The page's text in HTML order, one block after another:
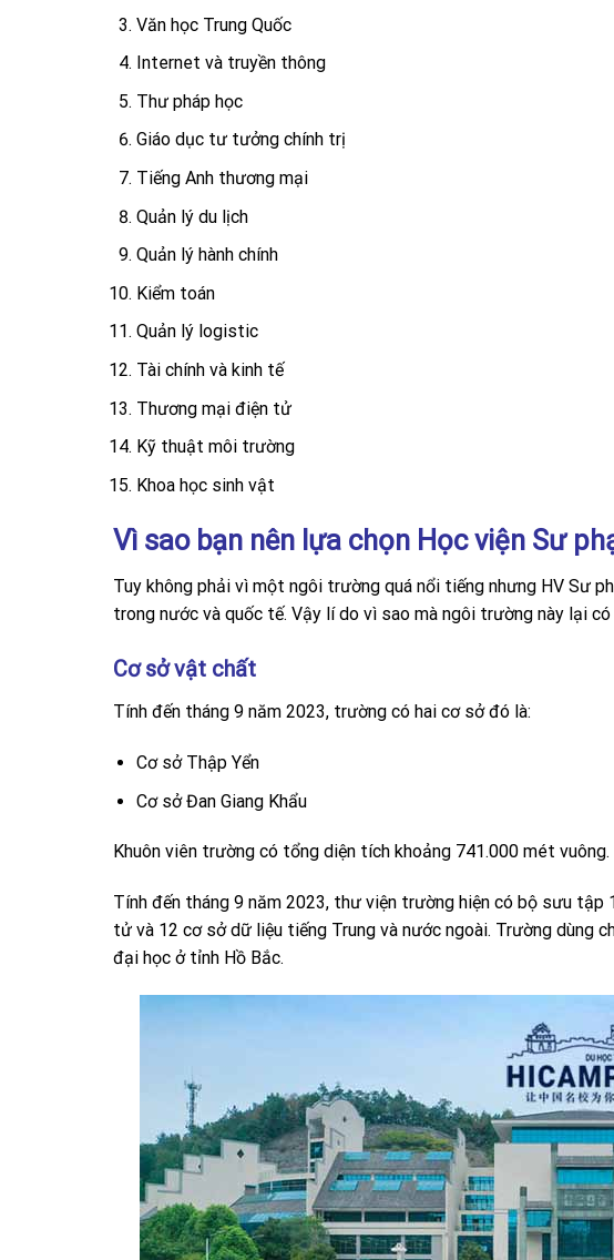
Văn học Trung Quốc
Internet và truyền thông
Thư pháp học
Giáo dục tư tưởng chính trị
Tiếng Anh thương mại
Quản lý du lịch
Quản lý hành chính
Kiểm toán
Quản lý logistic
Tài chính và kinh tế
Thương mại điện tử
Kỹ thuật môi trường
Khoa học sinh vật
Vì sao bạn nên lựa chọn Học viện Sư
Tuy không phải vì một ngôi trường quá nổi tiếng nhưng HV Sư
trong nước và quốc tế. Vậy lí do vì sao mà ngôi trường này lại
Cơ sở vật chất
Tính đến tháng 9 năm 2023, trường có hai cơ sở đó là:
Cơ sở Thập Yển
Cơ sở Đan Giang Khẩu
Khuôn viên trường có tổng diện tích khoảng 741.000 mét
Tính đến tháng 9 năm 2023, thư viện trường hiện có bộ sưu tập
tử và 12 cơ sở dữ liệu tiếng Trung và nước ngoài. Trường dùng
đại học ở tỉnh Hồ Bắc.